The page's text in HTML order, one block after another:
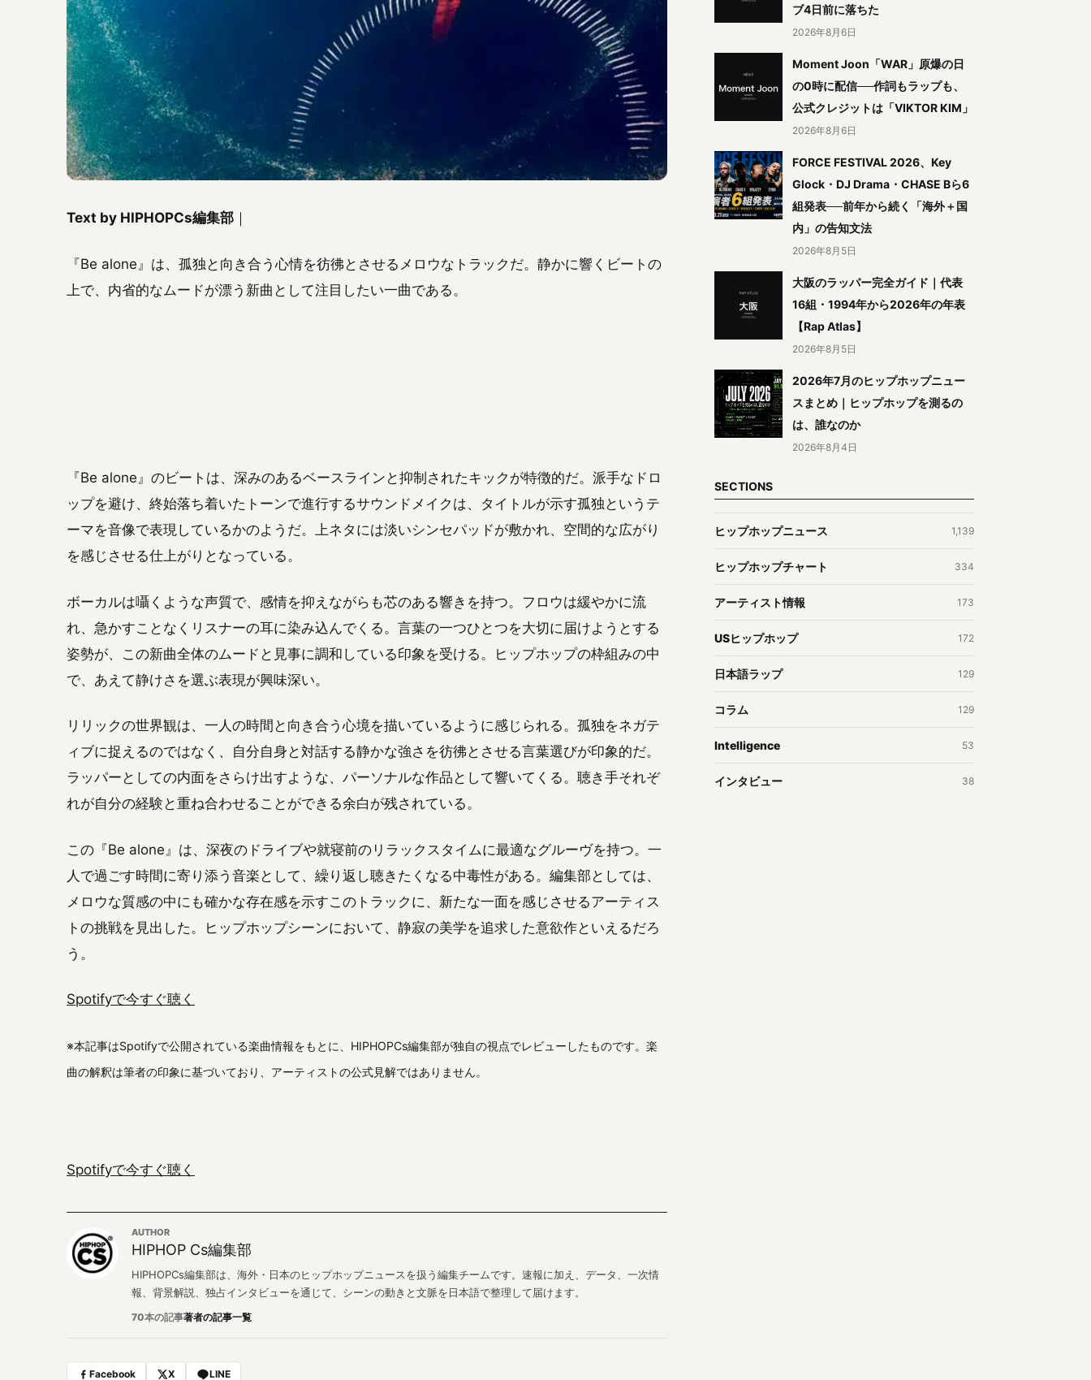
Text by HIPHOPCs編集部 ｜
『Be alone』は、孤独と向き合う心情を彷彿とさせるメロウなトラックだ。静かに響くビートの
上で、内省的なムードが漂う新曲として注目したい一曲である。
『Be alone』のビートは、深みのあるベースラインと抑制されたキックが特徴的だ。派手なドロ
ップを避け、終始落ち着いたトーンで進行するサウンドメイクは、タイトルが示す孤独というテ
ーマを音像で表現しているかのようだ。上ネタには淡いシンセパッドが敷かれ、空間的な広がり
を感じさせる仕上がりとなっている。
ボーカルは囁くような声質で、感情を抑えながらも芯のある響きを持つ。フロウは緩やかに流
れ、急かすことなくリスナーの耳に染み込んでくる。言葉の一つひとつを大切に届けようとする
姿勢が、この新曲全体のムードと見事に調和している印象を受ける。ヒップホップの枠組みの中
で、あえて静けさを選ぶ表現が興味深い。
リリックの世界観は、一人の時間と向き合う心境を描いているように感じられる。孤独をネガテ
ィブに捉えるのではなく、自分自身と対話する静かな強さを彷彿とさせる言葉選びが印象的だ。
ラッパーとしての内面をさらけ出すような、パーソナルな作品として響いてくる。聴き手それぞ
れが自分の経験と重ね合わせることができる余白が残されている。
この『Be alone』は、深夜のドライブや就寝前のリラックスタイムに最適なグルーヴを持つ。一
人で過ごす時間に寄り添う音楽として、繰り返し聴きたくなる中毒性がある。編集部としては、
メロウな質感の中にも確かな存在感を示すこのトラックに、新たな一面を感じさせるアーティス
トの挑戦を見出した。ヒップホップシーンにおいて、静寂の美学を追求した意欲作といえるだろ
う。
Spotifyで今すぐ聴く
※本記事はSpotifyで公開されている楽曲情報をもとに、HIPHOPCs編集部が独自の視点でレビューしたものです。楽
曲の解釈は筆者の印象に基づいており、アーティストの公式見解ではありません。
Spotifyで今すぐ聴く
AUTHOR
HIPHOP Cs編集部
HIPHOPCs編集部は、海外・日本のヒップホップニュースを扱う編集チームです。速報に加え、データ、一次情
報、背景解説、独占インタビューを通じて、シーンの動きと文脈を日本語で整理して届けます。
70本の記事著者の記事一覧
Facebook X LINE
ブ4日前に落ちた
2026年8月6日
Moment Joon「WAR」原爆の日
の0時に配信──作詞もラップも、
公式クレジットは「VIKTOR KIM」
2026年8月6日
FORCE FESTIVAL 2026、Key
Glock・DJ Drama・CHASE Bら6
組発表──前年から続く「海外＋国
内」の告知文法
2026年8月5日
大阪のラッパー完全ガイド｜代表
16組・1994年から2026年の年表
【Rap Atlas】
2026年8月5日
2026年7月のヒップホップニュー
スまとめ｜ヒップホップを測るの
は、誰なのか
2026年8月4日
SECTIONS
ヒップホップニュース 1,139
ヒップホップチャート 334
アーティスト情報 173
USヒップホップ 172
日本語ラップ 129
コラム 129
Intelligence 53
インタビュー 38